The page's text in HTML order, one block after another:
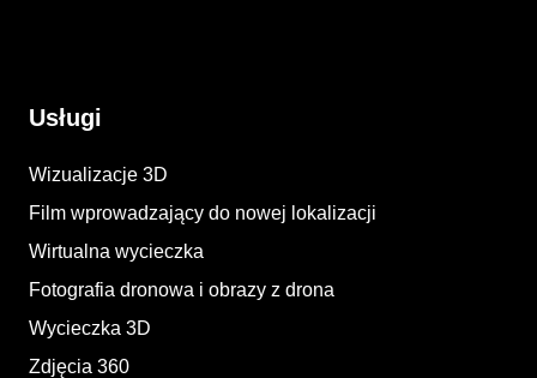
Usługi
Wizualizacje 3D
Film wprowadzający do nowej lokalizacji
Wirtualna wycieczka
Fotografia dronowa i obrazy z drona
Wycieczka 3D
Zdjęcia 360